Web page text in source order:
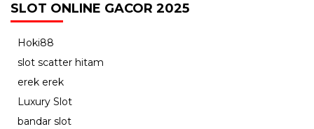
SLOT ONLINE GACOR 2025
Hoki88
slot scatter hitam
erek erek
Luxury Slot
bandar slot